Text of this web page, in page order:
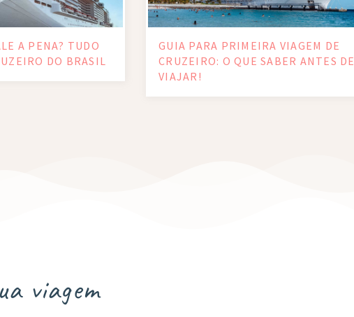
A PENA? TUDO
DO BRASIL
GUIA PARA PRIMEIRA VIAGEM DE
CRUZEIRO: O QUE SABER ANTES DE
VIAJAR!
viagem